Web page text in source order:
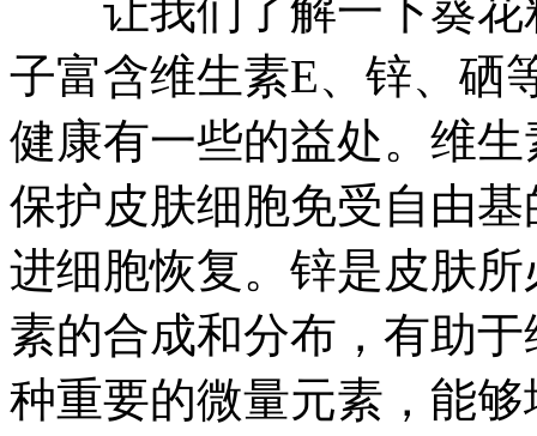
让我们了解一下葵花
子富含维生素E、锌、硒
健康有一些的益处。维
保护皮肤细胞免受自由
进细胞恢复。锌是皮肤
素的合成和分布，有助
种重要的微量元素，能